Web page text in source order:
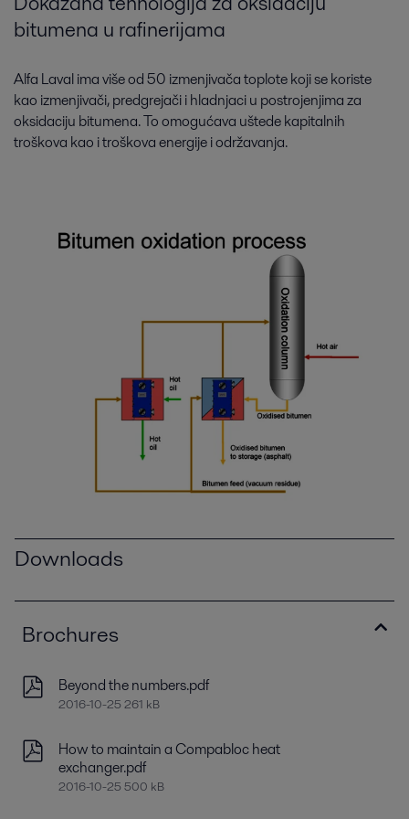
bitumena u rafinerijama
Alfa Laval ima više od 50 izmenjivača toplote koji se koriste
kao izmenjivači, predgrejači i hladnjaci u postrojenjima za
oksidaciju bitumena. To omogućava uštede kapitalnih
troškova kao i troškova energije i održavanja.
Downloads
Brochures
Beyond the numbers.pdf
2016-10-25 261 kB
How to maintain a Compabloc heat
exchanger.pdf
2016-10-25 500 kB